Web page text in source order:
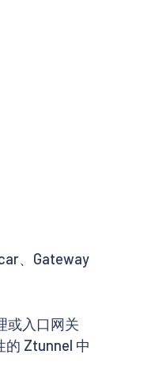
、Gateway
或入口网关
的 Ztunnel 中